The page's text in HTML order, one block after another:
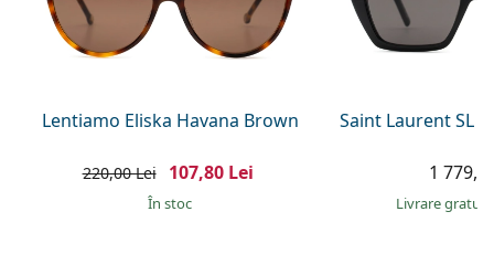
Toate mărcile
Persol
Toate soluțiile
Lentiamo Eliska Havana Brown
220,00 Lei 107,80 Lei
În stoc
Saint Laurent SL
1
Livrare